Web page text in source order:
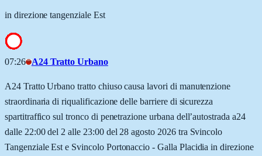
in direzione tangenziale Est
07:26 A24 Tratto Urbano
A24 Tratto Urbano tratto chiuso causa lavori di manutenzione
straordinaria di riqualificazione delle barriere di sicurezza
spartitraffico sul tronco di penetrazione urbana dell’autostrada a24
dalle 22:00 del 2 alle 23:00 del 28 agosto 2026 tra Svincolo
Tangenziale Est e Svincolo Portonaccio - Galla Placidia in direzione